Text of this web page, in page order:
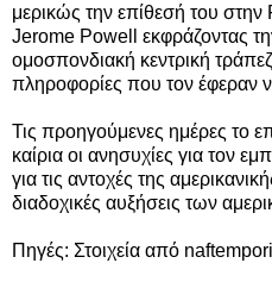
μερικώς την επίθεσή του στην
Jerome Powell εκφράζοντας
ομοσπονδιακή κεντρική
πληροφορίες που τον έφεραν
Τις προηγούμενες ημέρες το
καίρια οι ανησυχίες για τον
για τις αντοχές της
διαδοχικές αυξήσεις των
Πηγές: Στοιχεία από